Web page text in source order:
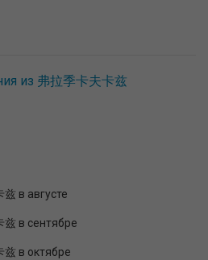
из 弗拉季卡夫卡兹
в августе
в сентябре
в октябре